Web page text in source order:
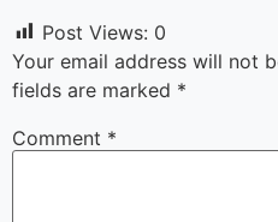
Post Views: 0
Your email address will not
fields are marked *
Comment *